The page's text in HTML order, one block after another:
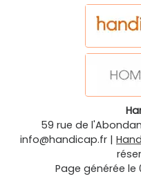
59 rue de
info@handicap.fr |
Page générée le